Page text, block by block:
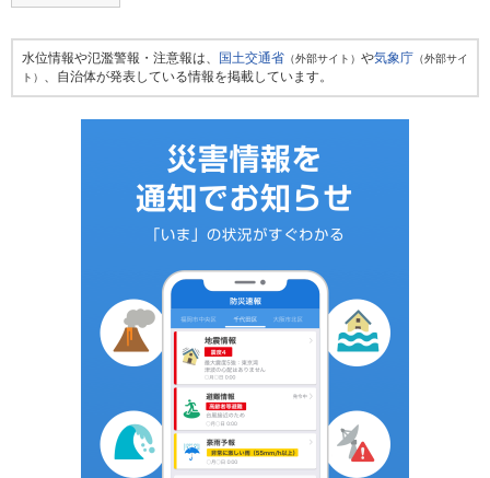
水位情報や氾濫警報・注意報は、 国土交通省 （外部サイト） や気象庁 （外部サイ
ト） 、自治体が発表している情報を掲載しています。